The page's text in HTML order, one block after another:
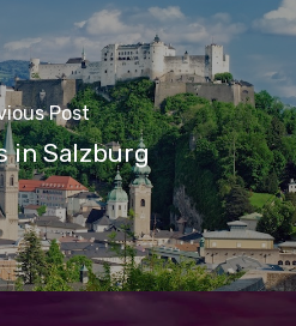
Post
in Salzburg